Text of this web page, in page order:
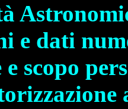
e dati
e scopo